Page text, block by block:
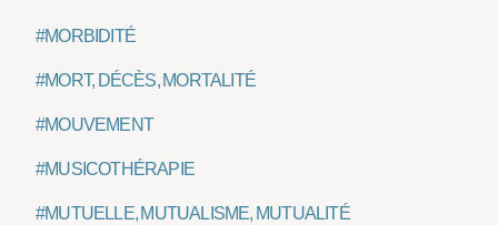
#MORBIDITÉ
#MORT, DÉCÈS, MORTALITÉ
#MOUVEMENT
#MUSICOTHÉRAPIE
#MUTUELLE, MUTUALISME, MUTUALITÉ